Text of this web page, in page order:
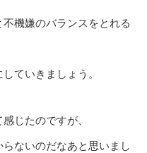
機嫌のバランスをとれる
ていきましょう。
じたのですが、
ないのだなあと思いまし